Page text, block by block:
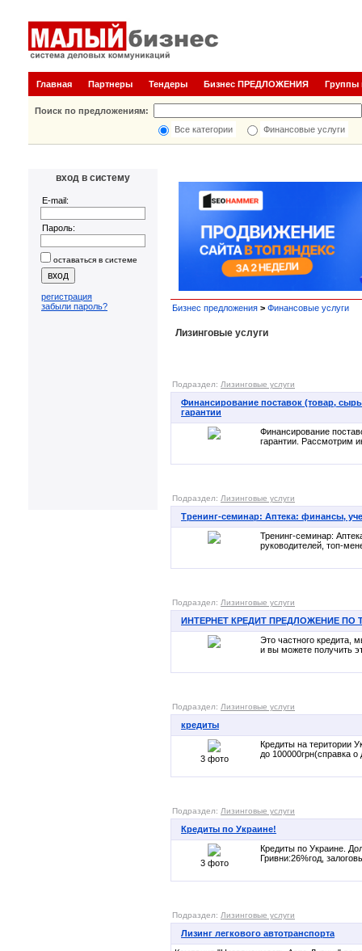
Главная Партнеры Тендеры Бизнес ПРЕДЛОЖЕНИЯ
Поиск по предложениям:
Все категории
Финансовые услуги
вход в систему
E-mail:
Пароль:
оставаться в системе
регистрация
забыли пароль?
Бизнес предложения > Финансовые услуги
Лизинговые услуги
Подраздел: Лизинговые услуги
Финансирование поставок (товар,
гарантии
Финансирование
гарантии. Рассмотрим
Подраздел: Лизинговые услуги
Тренинг-семинар: Аптека: финансы,
Тренинг-семинар:
руководителей, топ-
Подраздел: Лизинговые услуги
ИНТЕРНЕТ КРЕДИТ ПРЕДЛОЖЕНИЕ ПО
Это частного кредита,
и вы можете получить
Подраздел: Лизинговые услуги
кредиты
3 фото
Кредиты на територии
до 100000грн(справка
Подраздел: Лизинговые услуги
Кредиты по Украине!
3 фото
Кредиты по Украине.
Гривни:26%год,
Подраздел: Лизинговые услуги
Лизинг легкового автотранспорта